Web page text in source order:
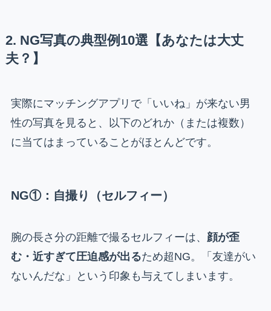
2. NG写真の典型例10選【あなたは大丈
夫？】
実際にマッチングアプリで「いいね」が来ない男
性の写真を見ると、以下のどれか（または複数）
に当てはまっていることがほとんどです。
NG①：自撮り（セルフィー）
腕の長さ分の距離で撮るセルフィーは、 顔が歪
む・近すぎて圧迫感が出るため超NG。「友達がい
ないんだな」という印象も与えてしまいます。